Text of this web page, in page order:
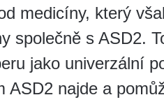
medicíny, který
společně s ASD2.
jako univerzální
ASD2 najde a